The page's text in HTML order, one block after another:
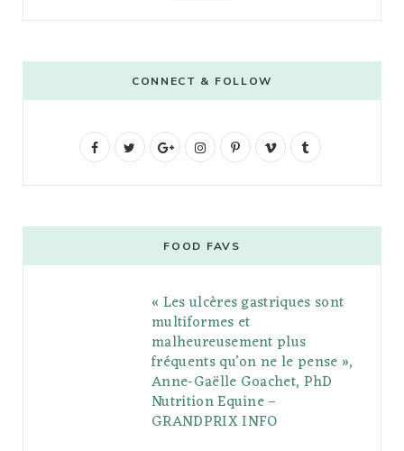
CONNECT & FOLLOW
F
b
t
G
g
l
e
P
l
s
I
t
a
g
r
a
m
P
e
r
e
s
V
o
l
r
FOOD FAVS
« Les ulcères gastriques sont
multiformes et
malheureusement plus
fréquents qu’on ne le pense »,
Anne-Gaëlle Goachet, PhD
Nutrition Equine –
GRANDPRIX INFO